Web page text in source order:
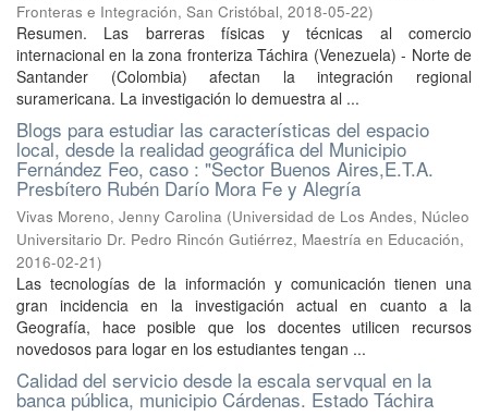
Fronteras e Integración, San Cristóbal, 2018-05-22)
Resumen. Las barreras físicas y técnicas al comercio
internacional en la zona fronteriza Táchira (Venezuela) - Norte de
Santander (Colombia) afectan la integración regional
suramericana. La investigación lo demuestra al ...
Blogs para estudiar las características del espacio
local, desde la realidad geográfica del Municipio
Fernández Feo, caso : "Sector Buenos Aires,E.T.A.
Presbítero Rubén Darío Mora Fe y Alegría
Vivas Moreno, Jenny Carolina (Universidad de Los Andes, Núcleo
Universitario Dr. Pedro Rincón Gutiérrez, Maestría en Educación,
2016-02-21)
Las tecnologías de la información y comunicación tienen una
gran incidencia en la investigación actual en cuanto a la
Geografía, hace posible que los docentes utilicen recursos
novedosos para logar en los estudiantes tengan ...
Calidad del servicio desde la escala servqual en la
banca pública, municipio Cárdenas. Estado Táchira